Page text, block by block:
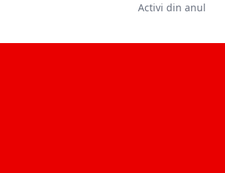
Activi din anul